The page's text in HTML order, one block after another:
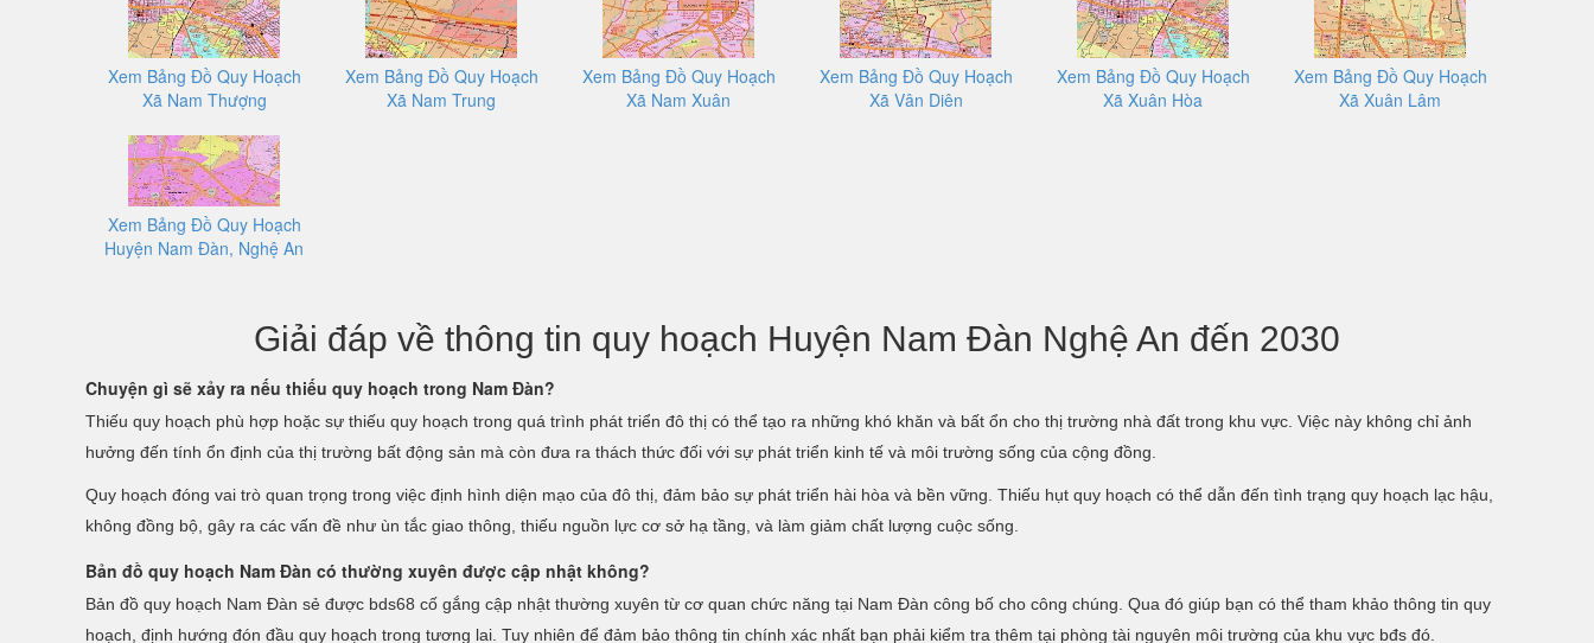
Xem Bảng Đồ Quy Hoạch
Xã Nam Thượng
Xem Bảng Đồ Quy Hoạch
Xã Nam Trung
Xem Bảng Đồ Quy Hoạch
Xã Nam Xuân
Xem Bảng Đồ Quy Hoạch
Xã Vân Diên
Xem Bảng Đồ Quy Hoạch
Xã Xuân Hòa
Xem Bảng Đồ Quy Hoạch
Xã Xuân Lâm
Xem Bảng Đồ Quy Hoạch
Huyện Nam Đàn, Nghệ An
Giải đáp về thông tin quy hoạch Huyện Nam Đàn Nghệ An đến 2030
Chuyện gì sẽ xảy ra nếu thiếu quy hoạch trong Nam Đàn?
Thiếu quy hoạch phù hợp hoặc sự thiếu quy hoạch trong quá trình phát triển đô thị có thể tạo ra những khó khăn và bất ổn cho thị trường nhà đất trong khu vực. Việc này không chỉ ảnh
hưởng đến tính ổn định của thị trường bất động sản mà còn đưa ra thách thức đối với sự phát triển kinh tế và môi trường sống của cộng đồng.
Quy hoạch đóng vai trò quan trọng trong việc định hình diện mạo của đô thị, đảm bảo sự phát triển hài hòa và bền vững. Thiếu hụt quy hoạch có thể dẫn đến tình trạng quy hoạch lạc hậu,
không đồng bộ, gây ra các vấn đề như ùn tắc giao thông, thiếu nguồn lực cơ sở hạ tầng, và làm giảm chất lượng cuộc sống.
Bản đồ quy hoạch Nam Đàn có thường xuyên được cập nhật không?
Bản đồ quy hoạch Nam Đàn sẻ được bds68 cố gắng cập nhật thường xuyên từ cơ quan chức năng tại Nam Đàn công bố cho công chúng. Qua đó giúp bạn có thể tham khảo thông tin quy
hoạch, định hướng đón đầu quy hoạch trong tương lai. Tuy nhiên để đảm bảo thông tin chính xác nhất bạn phải kiểm tra thêm tại phòng tài nguyên môi trường của khu vực bđs đó.